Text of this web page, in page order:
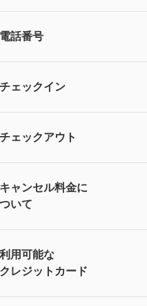
電話番号
チェックイン
チェックアウト
キャンセル料金に
ついて
利用可能な
クレジットカード